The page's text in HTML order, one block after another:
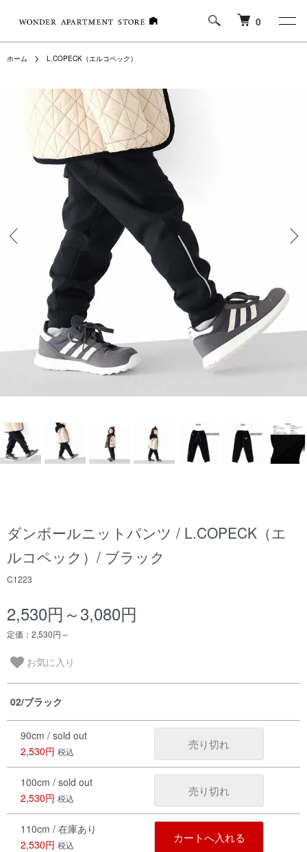
0
ホーム L.COPECK（エルコペック）
ダンボールニットパンツ / L.COPECK（エ
ルコペック）/ ブラック
C1223
2,530円～3,080円
定価：2,530円～
お気に入り
02/ブラック
90cm / sold out
2,530円 税込
売り切れ
100cm / sold out
2,530円 税込
売り切れ
110cm / 在庫あり
2,530円 税込
カートへ入れる